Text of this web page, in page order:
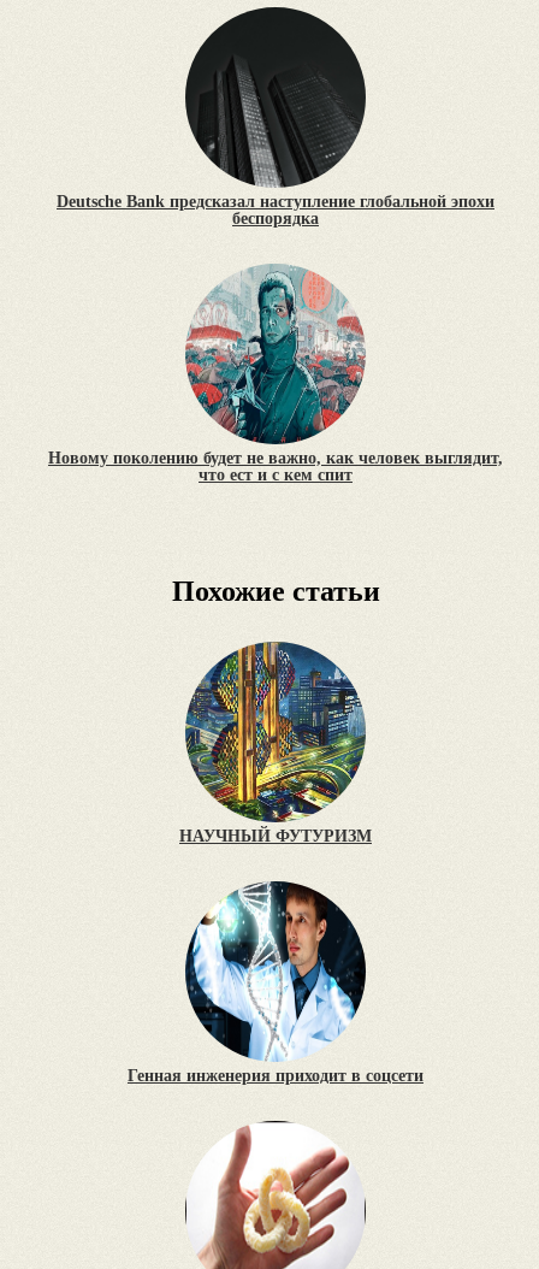
Deutsche Bank предсказал наступление глобальной эпохи
беспорядка
Новому поколению будет не важно, как человек выглядит,
что ест и с кем спит
Похожие статьи
НАУЧНЫЙ ФУТУРИЗМ
Генная инженерия приходит в соцсети